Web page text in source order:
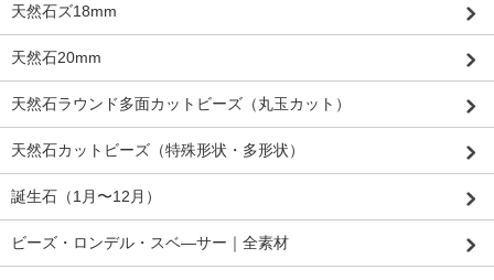
天然石ズ18mm
天然石20mm
天然石ラウンド多面カットビーズ（丸玉カット）
天然石カットビーズ（特殊形状・多形状）
誕生石（1月〜12月）
ビーズ・ロンデル・スベ―サー｜全素材